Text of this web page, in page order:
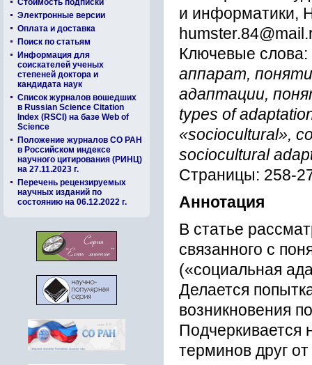
Стоимость подписки
Электронные версии
Оплата и доставка
Поиск по статьям
Информация для
соискателей ученых
степеней доктора и
кандидата наук
Список журналов вошедших
в Russian Science Citation
Index (RSCI) на базе Web of
Science
Положение журналов СО РАН
в Российском индексе
научного цитирования (РИНЦ)
на 27.11.2023 г.
Перечень рецензируемых
научных изданий по
состоянию на 06.12.2022 г.
и информатики,
Ключевые слова:
аппарат,
адаптации,
types of
«sociocultural»,
sociocultural
Страницы: 258-
Аннотация
В статье
связанного с
(«социальная
Делается
возникновения
Подчеркивается
терминов друг